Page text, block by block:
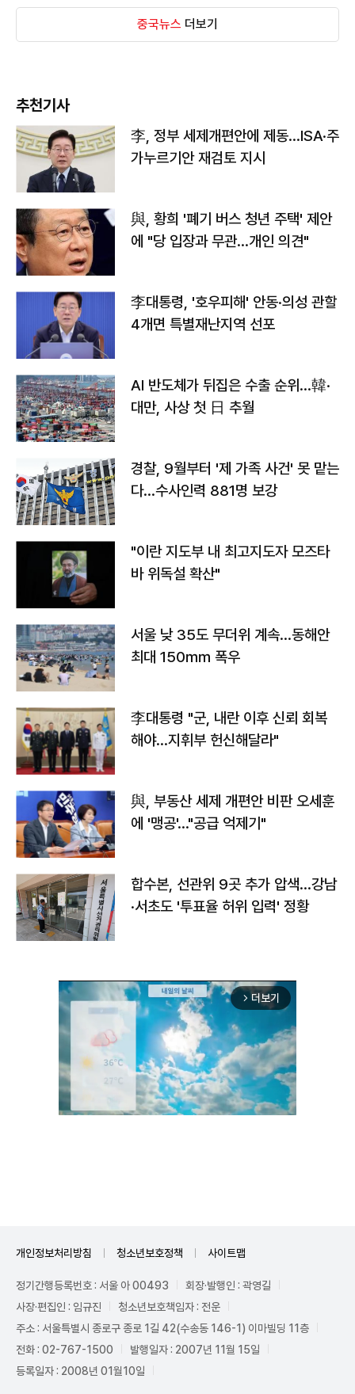
중국뉴스 더보기
추천기사
李, 정부 세제개편안에 제동…ISA·주
가누르기안 재검토 지시
與, 황희 '폐기 버스 청년 주택' 제안
에 "당 입장과 무관…개인 의견"
李대통령, '호우피해' 안동·의성 관할
4개면 특별재난지역 선포
AI 반도체가 뒤집은 수출 순위…韓·
대만, 사상 첫 日 추월
경찰, 9월부터 '제 가족 사건' 못 맡는
다…수사인력 881명 보강
"이란 지도부 내 최고지도자 모즈타
바 위독설 확산"
서울 낮 35도 무더위 계속…동해안
최대 150㎜ 폭우
李대통령 "군, 내란 이후 신뢰 회복
해야…지휘부 헌신해달라"
與, 부동산 세제 개편안 비판 오세훈
에 '맹공'…"공급 억제기"
합수본, 선관위 9곳 추가 압색…강남
·서초도 '투표율 허위 입력' 정황
arrow_forward_ios 더보기
개인정보처리방침 청소년보호정책 사이트맵
정기간행등록번호 : 서울 아 00493
회장·발행인 : 곽영길
사장·편집인 : 임규진
청소년보호책임자 : 전운
주소 : 서울특별시 종로구 종로 1길 42(수송동 146-1) 이마빌딩 11층
전화 : 02-767-1500
발행일자 : 2007년 11월 15일
등록일자 : 2008년 01월10일